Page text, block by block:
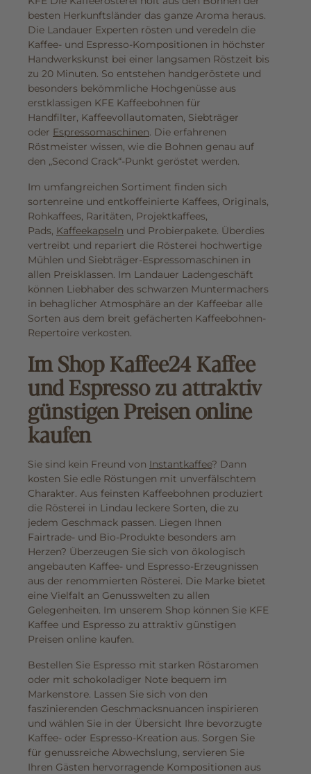
besten Herkunftsländer das ganze Aroma heraus.
Die Landauer Experten rösten und veredeln die
Kaffee- und Espresso-Kompositionen in höchster
Handwerkskunst bei einer langsamen Röstzeit bis
zu 20 Minuten. So entstehen handgeröstete und
besonders bekömmliche Hochgenüsse aus
erstklassigen KFE Kaffeebohnen für
Handfilter, Kaffeevollautomaten, Siebträger
oder Espressomaschinen. Die erfahrenen
Röstmeister wissen, wie die Bohnen genau auf
den „Second Crack“-Punkt geröstet werden.
Im umfangreichen Sortiment finden sich
sortenreine und entkoffeinierte Kaffees, Originals,
Rohkaffees, Raritäten, Projektkaffees,
Pads, Kaffeekapseln und Probierpakete. Überdies
vertreibt und repariert die Rösterei hochwertige
Mühlen und Siebträger-Espressomaschinen in
allen Preisklassen. Im Landauer Ladengeschäft
können Liebhaber des schwarzen Muntermachers
in behaglicher Atmosphäre an der Kaffeebar alle
Sorten aus dem breit gefächerten Kaffeebohnen-
Repertoire verkosten.
Im Shop Kaffee24 Kaffee
und Espresso zu attraktiv
günstigen Preisen online
kaufen
Sie sind kein Freund von Instantkaffee? Dann
kosten Sie edle Röstungen mit unverfälschtem
Charakter. Aus feinsten Kaffeebohnen produziert
die Rösterei in Lindau leckere Sorten, die zu
jedem Geschmack passen. Liegen Ihnen
Fairtrade- und Bio-Produkte besonders am
Herzen? Überzeugen Sie sich von ökologisch
angebauten Kaffee- und Espresso-Erzeugnissen
aus der renommierten Rösterei. Die Marke bietet
eine Vielfalt an Genusswelten zu allen
Gelegenheiten. Im unserem Shop können Sie KFE
Kaffee und Espresso zu attraktiv günstigen
Preisen online kaufen.
Bestellen Sie Espresso mit starken Röstaromen
oder mit schokoladiger Note bequem im
Markenstore. Lassen Sie sich von den
faszinierenden Geschmacksnuancen inspirieren
und wählen Sie in der Übersicht Ihre bevorzugte
Kaffee- oder Espresso-Kreation aus. Sorgen Sie
für genussreiche Abwechslung, servieren Sie
Ihren Gästen hervorragende Kompositionen aus